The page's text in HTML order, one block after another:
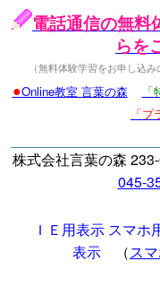
電話通信の無料
らを
（無料体験学習をお申し込
●Online教室 言葉の森
「
株式会社言葉の森
045-
ＩＥ用表示 スマホ
表示 （ス